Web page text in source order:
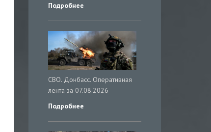
Подробнее
СВО. Донбасс. Оперативная
лента за 07.08.2026
Подробнее